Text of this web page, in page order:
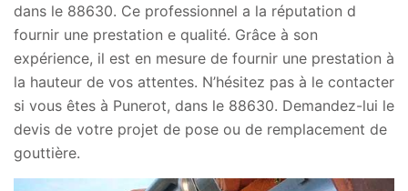
dans le 88630. Ce professionnel a la réputation d
fournir une prestation e qualité. Grâce à son
expérience, il est en mesure de fournir une prestation à
la hauteur de vos attentes. N’hésitez pas à le contacter
si vous êtes à Punerot, dans le 88630. Demandez-lui le
devis de votre projet de pose ou de remplacement de
gouttière.